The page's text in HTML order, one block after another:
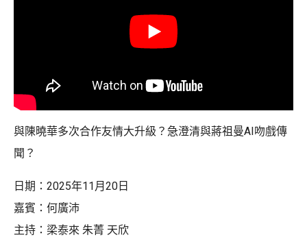
與陳曉華多次合作友情大升級？急澄清與蔣祖曼AI吻戲傳
聞？
日期：2025年11月20日
嘉賓：何廣沛
主持：梁泰來 朱菁 天欣